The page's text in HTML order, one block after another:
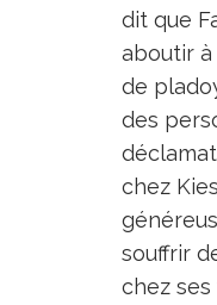
dit que
aboutir à
de
des
chez
souffrir
chez